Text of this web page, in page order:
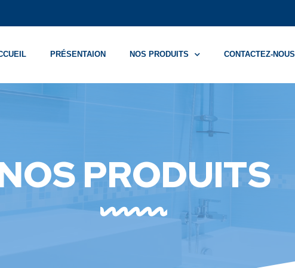
PRÉSENTAION NOS PRODUITS CONTACTEZ-NOUS
PRODUITS